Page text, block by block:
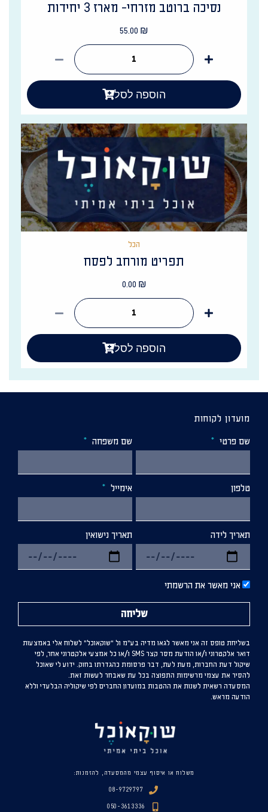
נסיכה ברוטב מזרחי- מארז 3 יחידות
55.00 ₪
הוספה לסל
הכל
תפריט מורחב לפסח
0.00 ₪
הוספה לסל
משלוח או איסוף עצמי מהמסעדה, להזמנות:
08-9729797
050-3613336
מועדון לקוחות
שם פרטי
שם משפחה
טלפון אימייל
תאריך לידה תאריך נישואין
אני מאשר את הרשמתי
שליחה
בשליחת טופס זה אני מאשר לגאו מדיה בע”מ ול “שוקאוכל” לשלוח אלי באמצעות
דואר אלקטרוני ו/או הודעת מסר קצר SMS ו/או כל אמצעי אלקטרוני אחר, לפי
שיקול דעת החברות, מעת לעת, דבר פרסומת כהגדרתו בחוק. ידוע לי שאוכל
להסיר את עצמי מרשימות התפוצה בכל עת שאבחר לעשות זאת.
המסעדה רשאית לשנות את ההטבות במועדון החברים לפי שיקוליה הבלעדי וללא
הודעה מראש.